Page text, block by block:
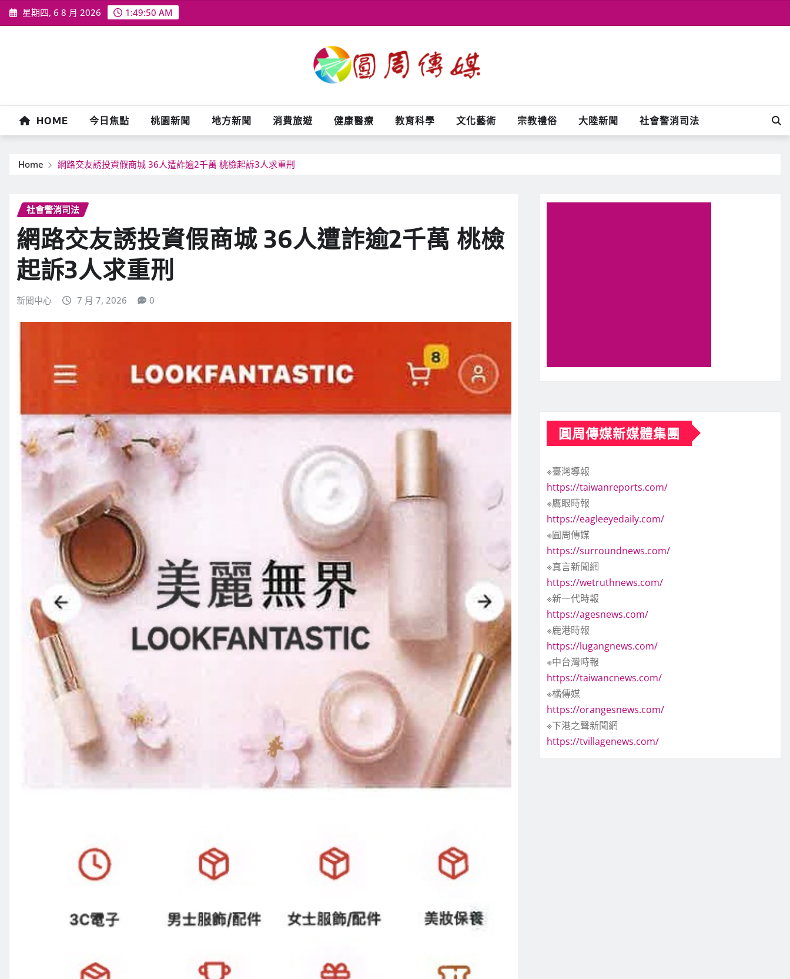
Skip
to
星期四, 6 8 月 2026 1:49:51 AM
HOME 今日焦點 桃園新聞 地方新聞 消費旅遊 健康醫療 教育科學 文化藝術 宗教禮俗 大陸新聞 社會警消司法
Home 網路交友誘投資假商城 36人遭詐逾2千萬 桃檢起訴3人求重刑
社會警消司法
網路交友誘投資假商城 36人遭詐逾2千萬 桃檢
起訴3人求重刑
新聞中心 7 月 7, 2026 0
圓周傳媒新媒體集團
※臺灣導報
https://taiwanreports.com/
※鷹眼時報
https://eagleeyedaily.com/
※圓周傳媒
https://surroundnews.com/
※真言新聞網
https://wetruthnews.com/
※新一代時報
https://agesnews.com/
※鹿港時報
https://lugangnews.com/
※中台灣時報
https://taiwancnews.com/
※橘傳媒
https://orangesnews.com/
※下港之聲新聞網
https://tvillagenews.com/